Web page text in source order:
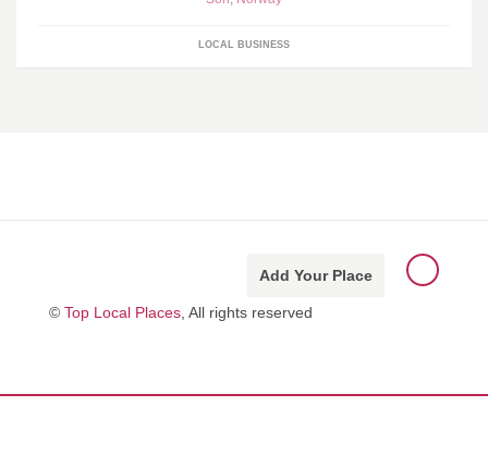
LOCAL BUSINESS
Add Your Place
© Top Local Places, All rights reserved